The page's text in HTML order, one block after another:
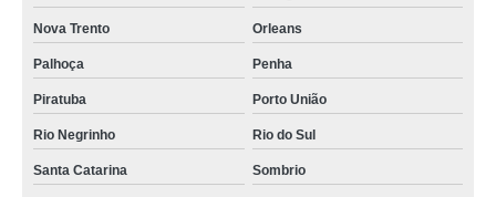
Nova Trento Orleans
Palhoça Penha
Piratuba Porto União
Rio Negrinho Rio do Sul
Santa Catarina Sombrio